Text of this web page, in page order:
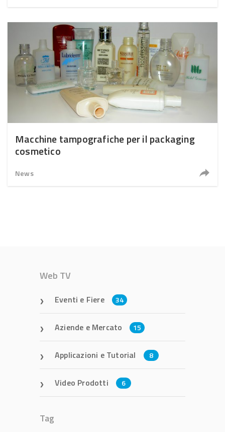
Macchine tampografiche per il packaging
cosmetico
News
Web TV
Eventi e Fiere 34
Aziende e Mercato 15
Applicazioni e Tutorial 8
Video Prodotti 6
Tag